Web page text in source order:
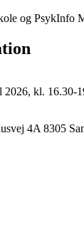
og
2026, kl. 16.30-
4A 8305